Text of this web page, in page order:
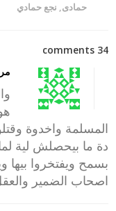
حمادى, نجع حمادي
34 comments
المسلمة واخدوة
دة ما بيحصلش لية
بسمح ويفتخروا
اصحاب الضمير